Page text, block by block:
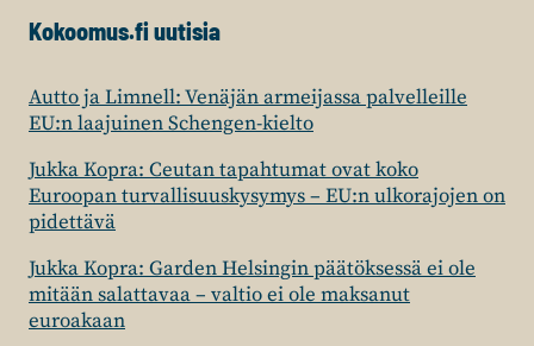
Kokoomus.fi uutisia
Autto ja Limnell: Venäjän armeijassa palvelleille
EU:n laajuinen Schengen-kielto
Jukka Kopra: Ceutan tapahtumat ovat koko
Euroopan turvallisuuskysymys – EU:n ulkorajojen on
pidettävä
Jukka Kopra: Garden Helsingin päätöksessä ei ole
mitään salattavaa – valtio ei ole maksanut
euroakaan